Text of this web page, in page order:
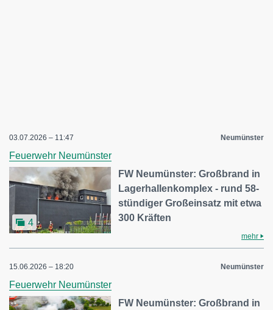
03.07.2026 – 11:47 Neumünster
Feuerwehr Neumünster
4
FW Neumünster: Großbrand in
Lagerhallenkomplex - rund 58-
stündiger Großeinsatz mit etwa
300 Kräften
mehr
15.06.2026 – 18:20 Neumünster
Feuerwehr Neumünster
FW Neumünster: Großbrand in